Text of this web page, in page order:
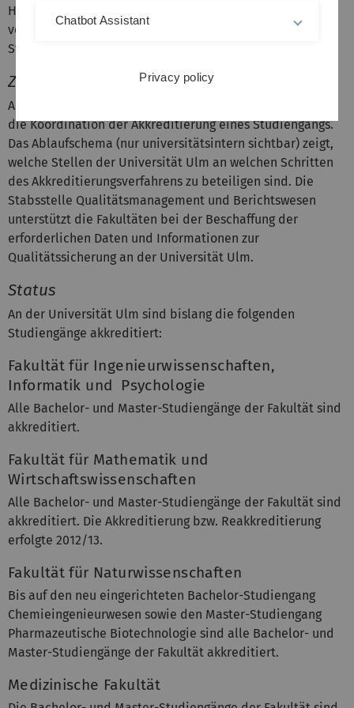
Hochschulen eine verlässliche Orientierung sowie eine
verbesserte Transparenz hinsichtlich der Qualität von
Studienprogrammen geben.
Zuständigkeit
An der Universität Ulm sind die Fakultäten zuständig für
die Koordination der Akkreditierung eines Studiengangs.
Das Ablaufschema (nur universitätsintern sichtbar) zeigt,
welche Stellen der Universität Ulm an welchen Schritten
des Akkreditierungsverfahrens zu beteiligen sind. Die
Stabsstelle Qualitätsmanagement und Berichtswesen
unterstützt die Fakultäten bei der Beschaffung der
erforderlichen Daten und Informationen zur
Qualitätssicherung an der Universität Ulm.
Status
An der Universität Ulm sind bislang die folgenden
Studiengänge akkreditiert:
Fakultät für Ingenieurwissenschaften,
Informatik und Psychologie
Alle Bachelor- und Master-Studiengänge der Fakultät sind
akkreditiert.
Fakultät für Mathematik und
Wirtschaftswissenschaften
Alle Bachelor- und Master-Studiengänge der Fakultät sind
akkreditiert. Die Akkreditierung bzw. Reakkreditierung
erfolgte 2012/13.
Fakultät für Naturwissenschaften
Bis auf den neu eingerichteten Bachelor-Studiengang
Chemieingenieurwesen sowie den Master-Studiengang
Pharmazeutische Biotechnologie sind alle Bachelor- und
Master-Studiengänge der Fakultät akkreditiert.
Medizinische Fakultät
Chatbot Assistant
Privacy policy